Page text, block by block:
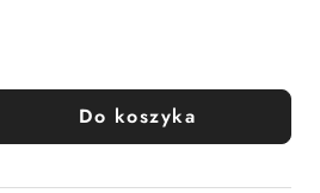
Do koszyka